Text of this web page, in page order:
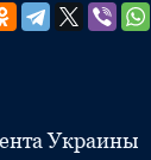
Украины